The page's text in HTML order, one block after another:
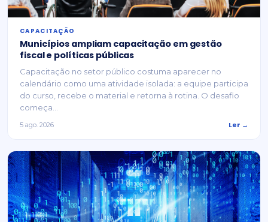
CAPACITAÇÃO
Municípios ampliam capacitação em gestão
fiscal e políticas públicas
Capacitação no setor público costuma aparecer no
calendário como uma atividade isolada: a equipe participa
do curso, recebe o material e retorna à rotina. O desafio
começa...
5 ago. 2026 Ler →